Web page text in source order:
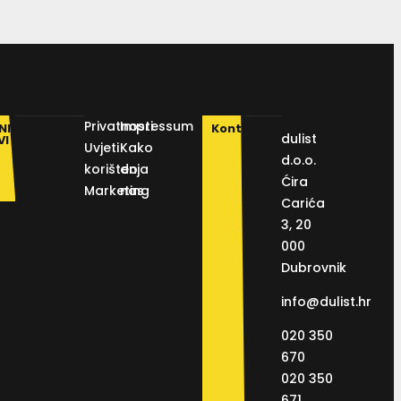
Privatnosti
Uvjeti
korištenja
Marketing
Impressum
Kako
do
nas
Kontakt
dulist
d.o.o.
Ćira
Carića
3, 20
000
Dubrovnik
info@dulist.hr
020 350
670
020 350